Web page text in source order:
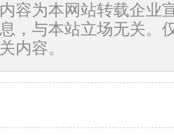
容为本网站转载企业
，与本站立场无关。
内容。